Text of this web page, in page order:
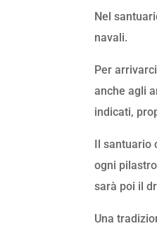
Nel
navali.
Per
anche agli
indicati,
Il santuario
ogni
sarà poi il
Una